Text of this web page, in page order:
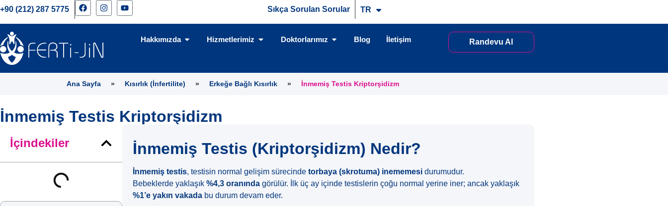
+90 (212) 287 5775 Sıkça Sorulan Sorular TR
EN
Hakkımızda Hizmetlerimiz Doktorlarımız Blog İletişim Randevu Al
Ana Sayfa » Kısırlık (İnfertilite) » Erkeğe Bağlı Kısırlık » İnmemiş Testis Kriptorşidizm
İnmemiş Testis Kriptorşidizm
İçindekiler İnmemiş Testis (Kriptorşidizm) Nedir?
İnmemiş testis, testisin normal gelişim sürecindetorbaya (skrotuma) inememesi durumudur.
Bebeklerde yaklaşık%4,3 oranında görülür. İlk üç ay içinde testislerin çoğu normal yerine iner; ancak yaklaşık
%1’e yakın vakada bu durum devam eder.